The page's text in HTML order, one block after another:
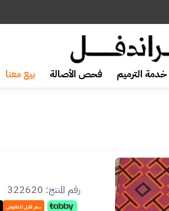
خدمة الترميم فحص الأصالة بيع معنا
رقم المنتج: 322620
سعر قابل للتفاوض